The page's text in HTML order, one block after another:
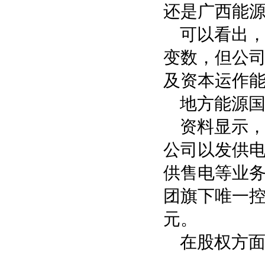
还是广西能
可以看出
变数，但公
及资本运作
地方能源
资料显示
公司以发供
供售电等业
团旗下唯一
元。
在股权方